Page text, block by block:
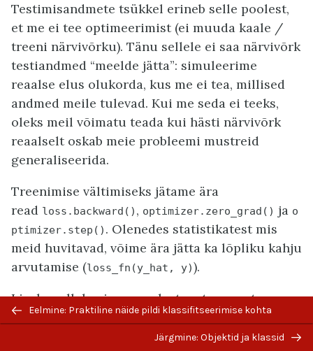
Testimisandmete tsükkel erineb selle poolest,
et me ei tee optimeerimist (ei muuda kaale /
treeni närvivõrku). Tänu sellele ei saa närvivõrk
testiandmed “meelde jätta”: simuleerime
reaalse elus olukorda, kus me ei tea, millised
andmed meile tulevad. Kui me seda ei teeks,
oleks meil võimatu teada kui hästi närvivõrk
reaalselt oskab meie probleemi mustreid
generaliseerida.
Treenimise vältimiseks jätame ära
read loss.backward() , optimizer.zero_grad() ja o
ptimizer.step() . Olenedes statistikatest mis
meid huvitavad, võime ära jätta ka lõpliku kahju
arvutamise (loss_fn(y_hat, y)).
Lisaks sellele ei pea me ka taustas arvutama
gradiente, mida muidutehakse PyTorchis
. Et gradientide arvutamist vältida,
Eelmine: Praktiline näide pildi klassifitseerimise kohta
Järgmine: Objektid ja klassid